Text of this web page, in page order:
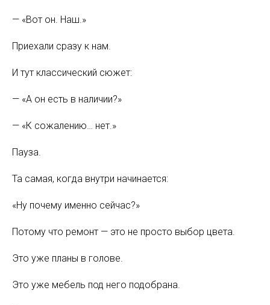
— «Вот он. Наш.»
Приехали сразу к нам.
И тут классический сюжет:
— «А он есть в наличии?»
— «К сожалению… нет.»
Пауза.
Та самая, когда внутри начинается:
«Ну почему именно сейчас?»
Потому что ремонт — это не просто выбор цвета.
Это уже планы в голове.
Это уже мебель под него подобрана.